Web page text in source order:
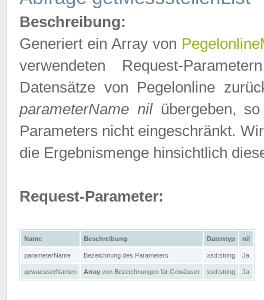
Beschreibung:
Generiert ein Array von
verwendeten Request-
Datensätze von Pegelonline
parameterName nilübergeben, so
Parameters nicht eingeschränkt.
die Ergebnismenge hinsichtlich
Request-Parameter:
Name Beschreibung Datentyp nil
parameterName Bezeichnung des Parameters xsd:string Ja
gewaesserNamen Array von Bezeichnungen für Gewässer xsd:string Ja